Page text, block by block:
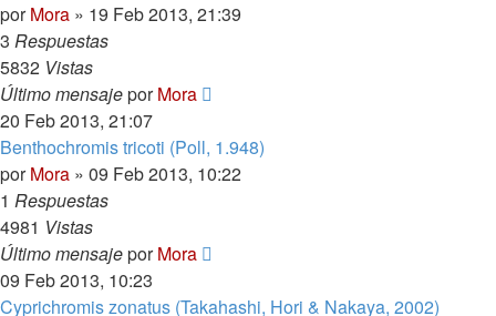
porMora » 19 Feb 2013, 21:39
3 Respuestas
5832 Vistas
Último mensajeporMora
20 Feb 2013, 21:07
Benthochromis tricoti (Poll, 1.948)
porMora » 09 Feb 2013, 10:22
1 Respuestas
4981 Vistas
Último mensajeporMora
09 Feb 2013, 10:23
Cyprichromis zonatus (Takahashi, Hori & Nakaya, 2002)